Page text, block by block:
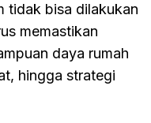
tidak bisa dilakukan
memastikan
daya rumah
hingga strategi